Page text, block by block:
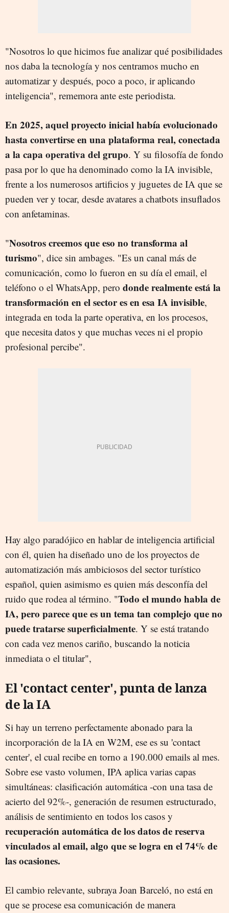
"Nosotros lo que hicimos fue analizar qué posibilidades
nos daba la tecnología y nos centramos mucho en
automatizar y después, poco a poco, ir aplicando
inteligencia", rememora ante este periodista.
En 2025, aquel proyecto inicial había evolucionado
hasta convertirse en una plataforma real, conectada
a la capa operativa del grupo. Y su filosofía de fondo
pasa por lo que ha denominado como la IA invisible,
frente a los numerosos artificios y juguetes de IA que se
pueden ver y tocar, desde avatares a chatbots insuflados
con anfetaminas.
"Nosotros creemos que eso no transforma al
turismo", dice sin ambages. "Es un canal más de
comunicación, como lo fueron en su día el email, el
teléfono o el WhatsApp, pero donde realmente está la
transformación en el sector es en esa IA invisible,
integrada en toda la parte operativa, en los procesos,
que necesita datos y que muchas veces ni el propio
profesional percibe".
Hay algo paradójico en hablar de inteligencia artificial
con él, quien ha diseñado uno de los proyectos de
automatización más ambiciosos del sector turístico
español, quien asimismo es quien más desconfía del
ruido que rodea al término. "Todo el mundo habla de
IA, pero parece que es un tema tan complejo que no
puede tratarse superficialmente. Y se está tratando
con cada vez menos cariño, buscando la noticia
inmediata o el titular",
El 'contact center', punta de lanza
de la IA
Si hay un terreno perfectamente abonado para la
incorporación de la IA en W2M, ese es su 'contact
center', el cual recibe en torno a 190.000 emails al mes.
Sobre ese vasto volumen, IPA aplica varias capas
simultáneas: clasificación automática -con una tasa de
acierto del 92%-, generación de resumen estructurado,
análisis de sentimiento en todos los casos y
recuperación automática de los datos de reserva
vinculados al email, algo que se logra en el 74% de
las ocasiones.
El cambio relevante, subraya Joan Barceló, no está en
que se procese esa comunicación de manera